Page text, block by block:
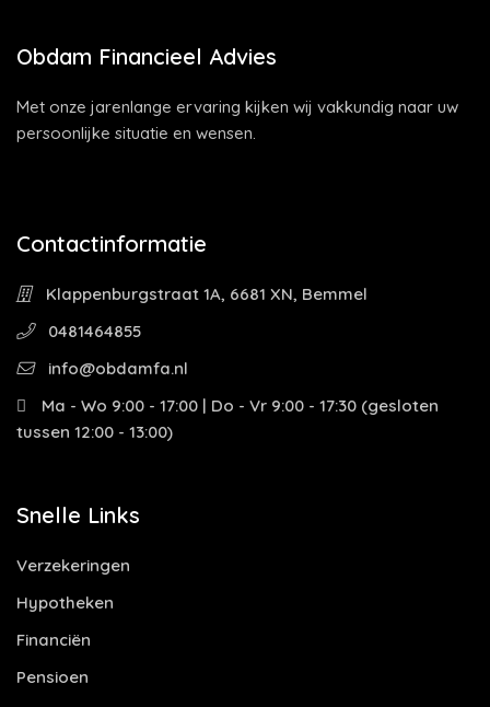
Obdam Financieel Advies
Met onze jarenlange ervaring kijken wij vakkundig naar uw
persoonlijke situatie en wensen.
Contactinformatie
Klappenburgstraat 1A, 6681 XN, Bemmel
0481464855
info@obdamfa.nl
Ma - Wo 9:00 - 17:00 | Do - Vr 9:00 - 17:30 (gesloten
tussen 12:00 - 13:00)
Snelle Links
Verzekeringen
Hypotheken
Financiën
Pensioen